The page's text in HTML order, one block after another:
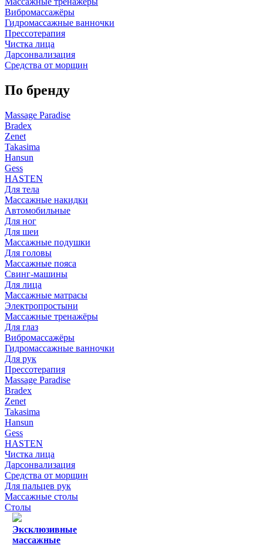
Вибромассажёры
Гидромассажные ванночки
Прессотерапия
Чистка лица
Дарсонвализация
Средства от морщин
По бренду
Massage Paradise
Bradex
Zenet
Takasima
Hansun
Gess
HASTEN
Для тела
Массажные накидки
Автомобильные
Для ног
Для шеи
Массажные подушки
Для головы
Массажные пояса
Свинг-машины
Для лица
Массажные матрасы
Электропростыни
Массажные тренажёры
Для глаз
Вибромассажёры
Гидромассажные ванночки
Для рук
Прессотерапия
Massage Paradise
Bradex
Zenet
Takasima
Hansun
Gess
HASTEN
Чистка лица
Дарсонвализация
Средства от морщин
Для пальцев рук
Массажные столы
Столы
Эксклюзивные
массажные